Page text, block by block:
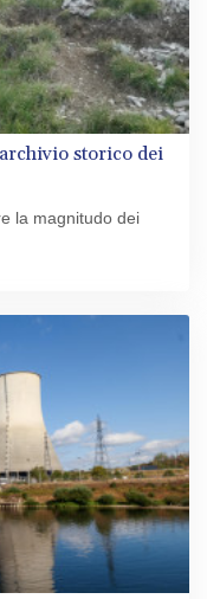
storico dei
la magnitudo dei